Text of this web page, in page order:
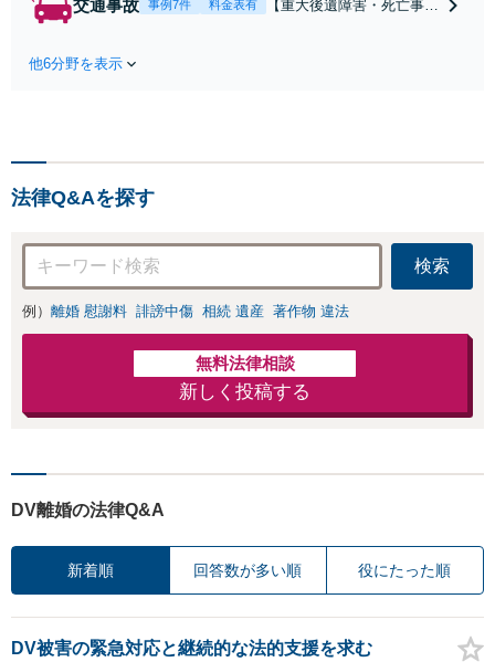
条件で離婚ができ
交通事故 事例7件 料金表有
【重大後遺障害・死亡事案
応・納得できる解決を」
他6分野を表示
法律Q&Aを探す
検索
例） 離婚 慰謝料 誹謗中傷 相続 遺産 著作物 違法
無料法律相談
新しく投稿する
DV離婚の法律Q&A
新着順 回答数が多い順 役にたった順
DV被害の緊急対応と継続的な法的支援を求む